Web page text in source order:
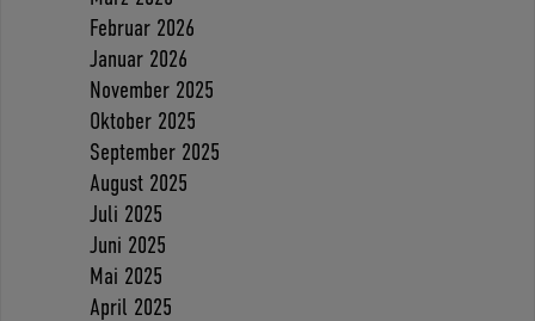
Februar 2026
Januar 2026
November 2025
Oktober 2025
September 2025
August 2025
Juli 2025
Juni 2025
Mai 2025
April 2025